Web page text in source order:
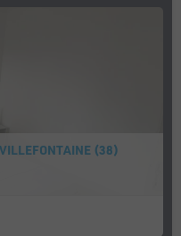
(38)